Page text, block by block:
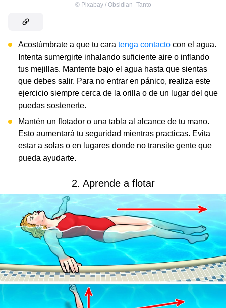
© Pixabay / Obsidian_Tanto
Acostúmbrate a que tu cara tenga contacto con el agua.
Intenta sumergirte inhalando suficiente aire o inflando
tus mejillas. Mantente bajo el agua hasta que sientas
que debes salir. Para no entrar en pánico, realiza este
ejercicio siempre cerca de la orilla o de un lugar del que
puedas sostenerte.
Mantén un flotador o una tabla al alcance de tu mano.
Esto aumentará tu seguridad mientras practicas. Evita
estar a solas o en lugares donde no transite gente que
pueda ayudarte.
2. Aprende a flotar